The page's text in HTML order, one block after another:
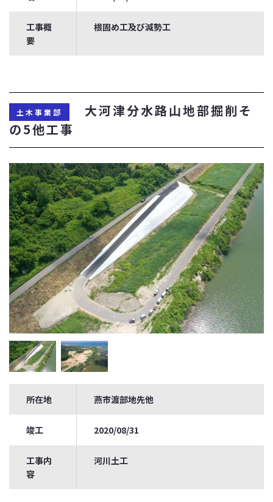
工事概
要
根固め工及び減勢工
土木事業部
大河津分水路山地部掘削そ
の5他工事
所在地 燕市渡部地先他
竣工 2020/08/31
工事内
容
河川土工